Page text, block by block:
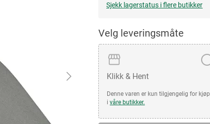
Sjekk lagerstatus i flere butikker
Velg leveringsmåte
Klikk & Hent
Denne varen er kun tilgjengelig for kjøp
ivåre butikker.